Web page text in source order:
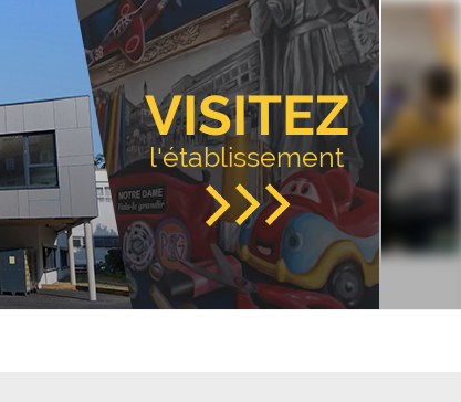
VISITEZ
l'établissement